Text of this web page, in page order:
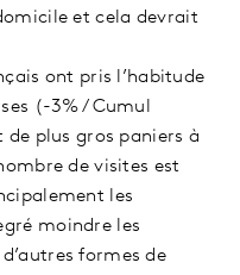
et cela devrait
ont pris l’habitude
(-3% / Cumul
plus gros paniers à
de visites est
les
moindre les
formes de